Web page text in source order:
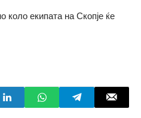
коло екипата на Скопје ќе